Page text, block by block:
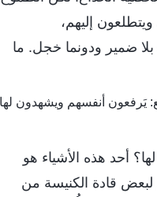
إليهم،
بلا ضمير ودونما خجل. ما
أحد هذه الأشياء هو
قادة الكنيسة من